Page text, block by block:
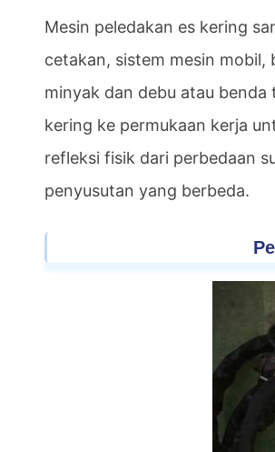
Mesin peledakan es kering
cetakan, sistem mesin
minyak dan debu atau
kering ke permukaan kerja
refleksi fisik dari perbedaan
penyusutan yang berbeda.